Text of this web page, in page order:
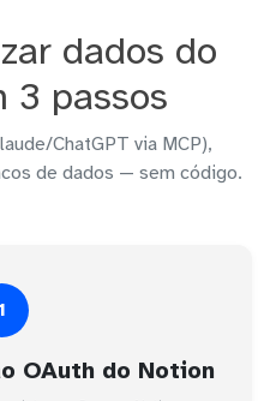
dados do
3 passos
ChatGPT via MCP),
de dados — sem código.
OAuth do Notion